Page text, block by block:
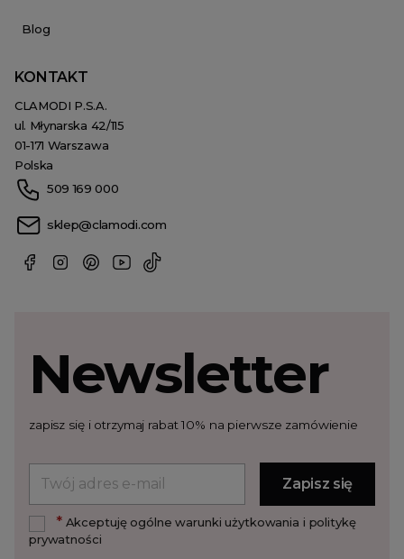
Blog
KONTAKT
CLAMODI P.S.A.
ul. Młynarska 42/115
01-171 Warszawa
Polska
509 169 000
sklep@clamodi.com
Newsletter
zapisz się i otrzymaj rabat 10% na pierwsze zamówienie
*Akceptuję ogólne warunki użytkowania i politykę
prywatności